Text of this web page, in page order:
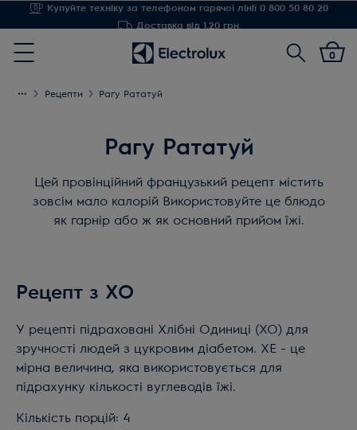
Доставка від 1,20 грн
Menu
Пошук
0
Рецепти Рагу Рататуй
Рагу Рататуй
Цей провінційний французький рецепт містить
зовсім мало калорій Використовуйте це блюдо
як гарнір або ж як основний прийом їжі.
Рецепт з ХО
У рецепті підраховані Хлібні Одиниці (ХО) для
зручності людей з цукровим діабетом. ХЕ - це
мірна величина, яка використовується для
підрахунку кількості вуглеводів їжі.
Кількість порцій: 4